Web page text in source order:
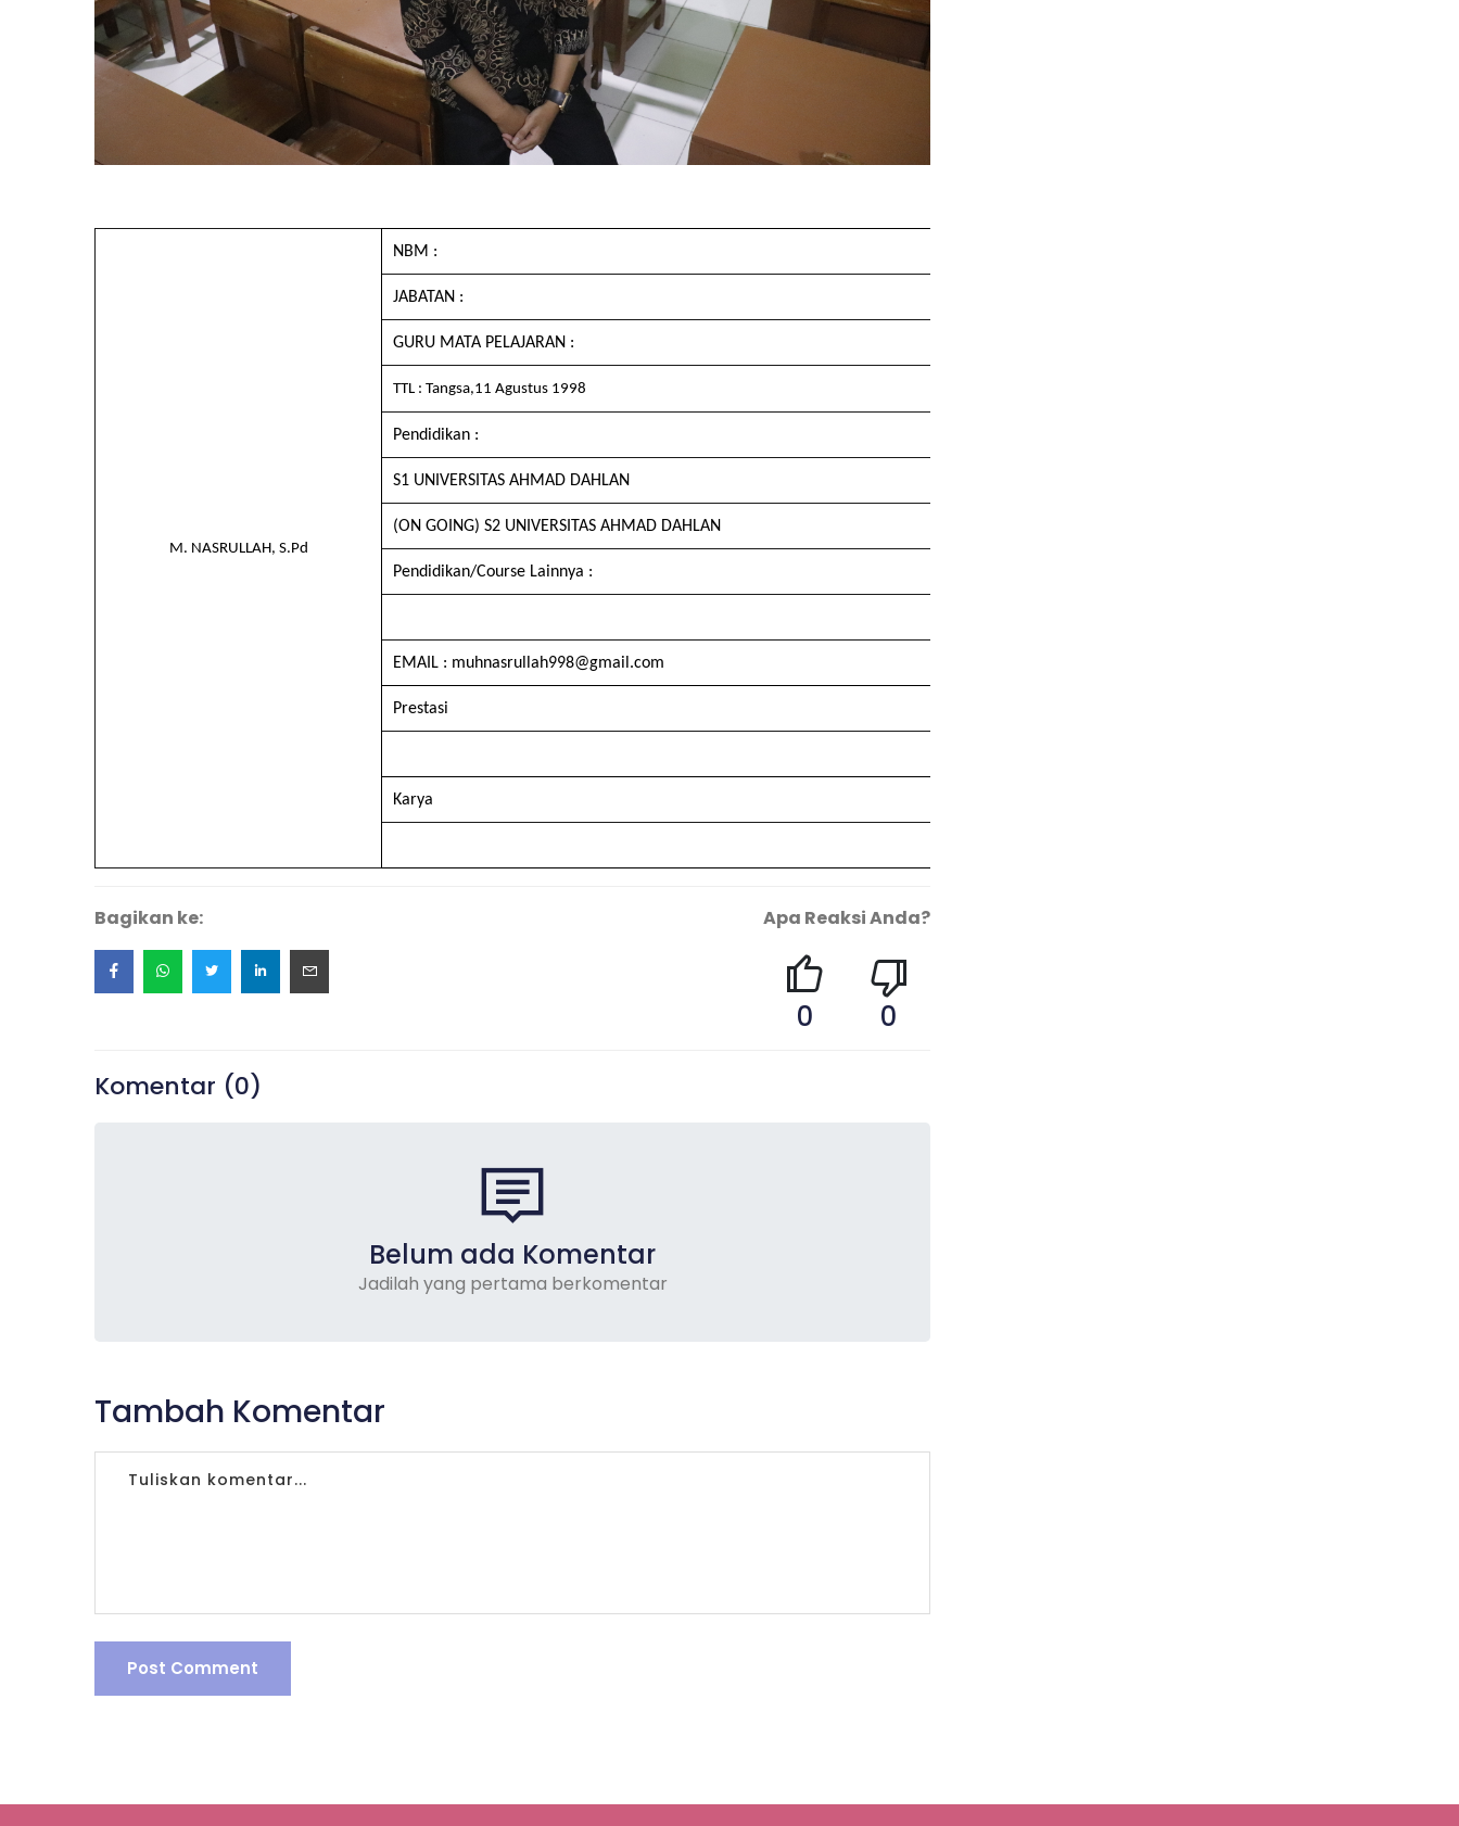
M. NASRULLAH, S.Pd
NBM :
JABATAN :
GURU MATA PELAJARAN :
TTL : Tangsa,11 Agustus 1998
Pendidikan :
S1 UNIVERSITAS AHMAD DAHLAN
(ON GOING) S2 UNIVERSITAS AHMAD DAHLAN
Pendidikan/Course Lainnya :
EMAIL : muhnasrullah998@gmail.com
Prestasi
Karya
Bagikan ke: Apa Reaksi Anda?
0 0
Komentar (0)
Belum ada Komentar
Jadilah yang pertama berkomentar
Tambah Komentar
Post Comment